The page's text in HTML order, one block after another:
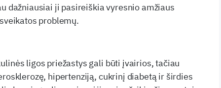
dažniausiai ji pasireiškia vyresnio amžiaus
problemų.
ligos priežastys gali būti įvairios, tačiau
hipertenziją, cukrinį diabetą ir širdies